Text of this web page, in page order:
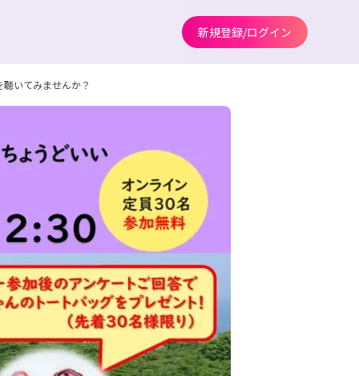
新規登録/ログイン
いてみませんか？